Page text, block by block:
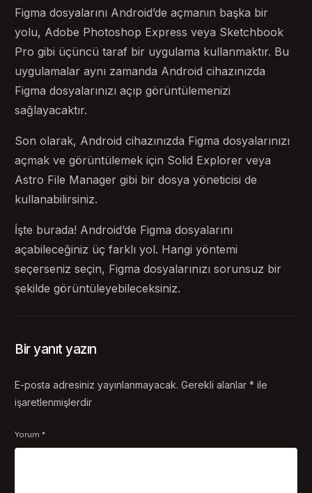
Figma dosyalarını Android’de açmanın başka bir
yolu, Adobe Photoshop Express veya Sketchbook
Pro gibi üçüncü taraf bir uygulama kullanmaktır. Bu
uygulamalar aynı zamanda Android cihazınızda
Figma dosyalarınızı açıp görüntülemenizi
sağlayacaktır.
Son olarak, Android cihazınızda Figma dosyalarınızı
açmak ve görüntülemek için Solid Explorer veya
Astro File Manager gibi bir dosya yöneticisi de
kullanabilirsiniz.
İşte burada! Android’de Figma dosyalarını
açabileceğiniz üç farklı yol. Hangi yöntemi
seçerseniz seçin, Figma dosyalarınızı sorunsuz bir
şekilde görüntüleyebileceksiniz.
Bir yanıt yazın
E-posta adresiniz yayınlanmayacak. Gerekli alanlar* ile
işaretlenmişlerdir
Yorum*